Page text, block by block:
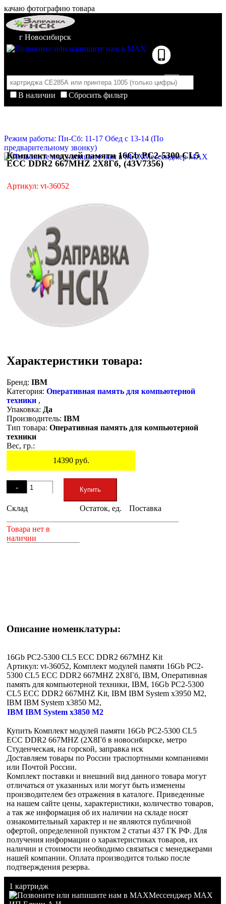
качаю фотографию товара
г Новосибирск
В наличии
Сбросить фильтр
Корзина пуста
Режим работы: Пн-Сб: 11-17 Обед с 13-14 (По
предварительному звонку)
Мессенджер MAX
Комплект модулей памяти 16Gb PC2-5300 CL5
ECC DDR2 667MHZ 2Х8Гб, (43V7356)
Артикул: vt-36052
Характеристики товара:
Бренд: IBM
Категория: Оперативная память для компьютерной
техники ,
Упаковка: Да
Производитель: IBM
Тип товара: Оперативная память для компьютерной
техники
Вес, гр.:
14390руб.
-
+
Купить
Склад Остаток, ед. Поставка
Товара нет в
наличии
Описание номенклатуры:
16Gb PC2-5300 CL5 ECC DDR2 667MHZ Kit
Артикул: vt-36052, Комплект модулей памяти 16Gb PC2-
5300 CL5 ECC DDR2 667MHZ 2Х8Гб, IBM, Оперативная
память для компьютерной техники, IBM, 16Gb PC2-5300
CL5 ECC DDR2 667MHZ Kit, IBM IBM System x3950 M2,
IBM IBM System x3850 M2,
IBM IBM System x3850 M2
Купить Комплект модулей памяти 16Gb PC2-5300 CL5
ECC DDR2 667MHZ (2Х8Гб в новосибирске, метро
Студенческая, на горской, заправка нск
Доставляем товары по России траспортными компаниями
или Почтой России.
Комплект поставки и внешний вид данного товара могут
отличаться от указанных или могут быть изменены
производителем без отражения в каталоге. Приведенные
на нашем сайте цены, характеристики, количество товаров,
а так же информация об их наличии на складе носят
ознакомительный характер и не являются публичной
офертой, определенной пунктом 2 статьи 437 ГК РФ. Для
получения информации о характеристиках товаров, их
наличии и стоимости необходимо связаться с менеджерами
нашей компании. Оплата производится только после
подтверждения резерва.
1 картридж
Мессенджер MAX